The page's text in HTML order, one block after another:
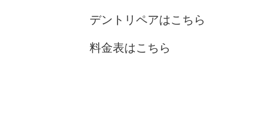
デントリペアはこちら
料金表はこちら